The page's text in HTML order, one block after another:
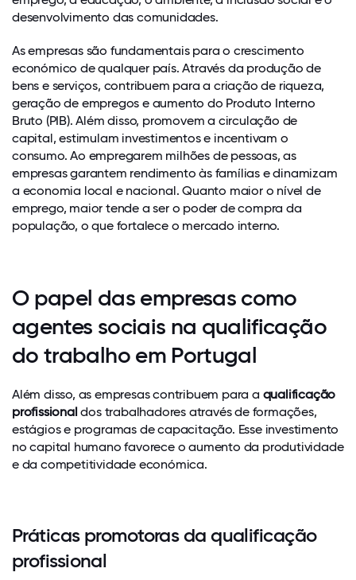
desenvolvimento das comunidades.
As empresas são fundamentais para o crescimento
económico de qualquer país. Através da produção de
bens e serviços, contribuem para a criação de riqueza,
geração de empregos e aumento do Produto Interno
Bruto (PIB). Além disso, promovem a circulação de
capital, estimulam investimentos e incentivam o
consumo. Ao empregarem milhões de pessoas, as
empresas garantem rendimento às famílias e dinamizam
a economia local e nacional. Quanto maior o nível de
emprego, maior tende a ser o poder de compra da
população, o que fortalece o mercado interno.
O papel das empresas como
agentes sociais na qualificação
do trabalho em Portugal
Além disso, as empresas contribuem para a qualificação
profissionaldos trabalhadores através de formações,
estágios e programas de capacitação. Esse investimento
no capital humano favorece o aumento da produtividade
e da competitividade económica.
Práticas promotoras da qualificação
profissional